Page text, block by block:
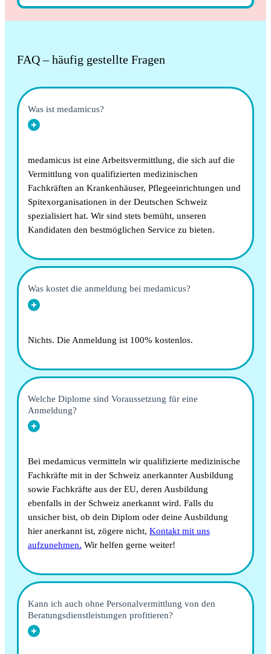
FAQ – häufig gestellte Fragen
Was ist medamicus?
medamicus ist eine Arbeitsvermittlung, die sich auf die
Vermittlung von qualifizierten medizinischen
Fachkräften an Krankenhäuser, Pflegeeinrichtungen und
Spitexorganisationen in der Deutschen Schweiz
spezialisiert hat. Wir sind stets bemüht, unseren
Kandidaten den bestmöglichen Service zu bieten.
Was kostet die anmeldung bei medamicus?
Nichts. Die Anmeldung ist 100% kostenlos.
Welche Diplome sind Voraussetzung für eine
Anmeldung?
Bei medamicus vermitteln wir qualifizierte medizinische
Fachkräfte mit in der Schweiz anerkannter Ausbildung
sowie Fachkräfte aus der EU, deren Ausbildung
ebenfalls in der Schweiz anerkannt wird. Falls du
unsicher bist, ob dein Diplom oder deine Ausbildung
hier anerkannt ist, zögere nicht, Kontakt mit uns
aufzunehmen. Wir helfen gerne weiter!
Kann ich auch ohne Personalvermittlung von den
Beratungsdienstleistungen profitieren?